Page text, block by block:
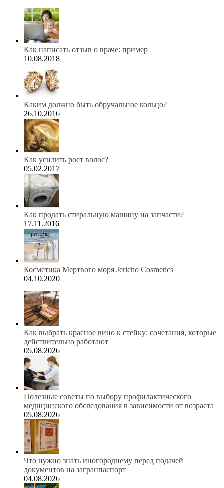
Как написать отзыв о враче: пример
10.08.2018
Каким должно быть обручальное кольцо?
26.10.2016
Как усилить рост волос?
05.02.2017
Как продать стиральную машину на запчасти?
17.11.2016
Косметика Мертвого моря Jericho Cosmetics
04.10.2020
Как выбрать красное вино к стейку: сочетания, которые
действительно работают
05.08.2026
Полезные советы по выбору профилактического
медицинского обследования в зависимости от возраста
05.08.2026
Что нужно знать иногороднему перед подачей
документов на загранпаспорт
04.08.2026